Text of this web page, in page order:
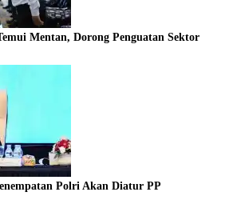
Mentan, Dorong Penguatan Sektor
Polri Akan Diatur PP